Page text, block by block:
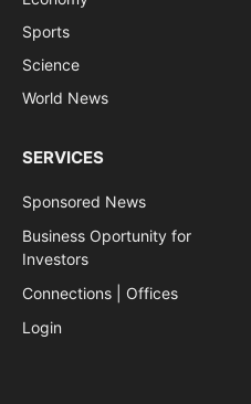
Sports
Science
World News
SERVICES
Sponsored News
Business Oportunity for
Investors
Connections | Offices
Login